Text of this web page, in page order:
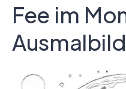
Fee im
Ausmalbild